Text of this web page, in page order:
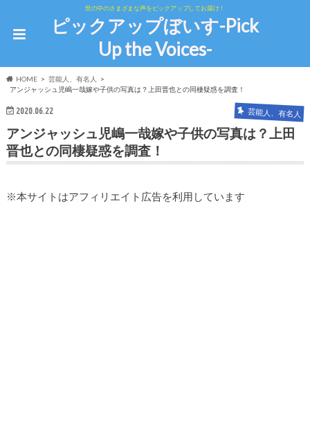
世の中のさまざまな声をピックアップしてお届け！
ピックアップぼいす-Pick
Up the Voices-
HOME
芸能人、有名人
アンジャッシュ児嶋一哉嫁や子供の写真は？上田晋也との同棲疑惑を調査！
2020.06.22 芸能人、有名人
アンジャッシュ児嶋一哉嫁や子供の写真は？上田
晋也との同棲疑惑を調査！
※本サイトはアフィリエイト広告を利用しています